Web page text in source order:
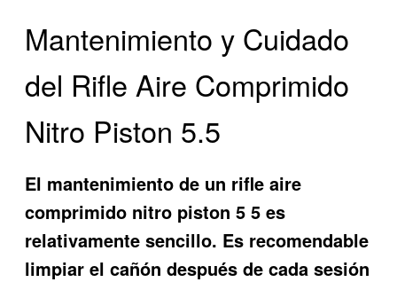
Mantenimiento y Cuidado
del Rifle Aire Comprimido
Nitro Piston 5.5
El mantenimiento de un rifle aire
comprimido nitro piston 5 5 es
relativamente sencillo. Es recomendable
limpiar el cañón después de cada sesión